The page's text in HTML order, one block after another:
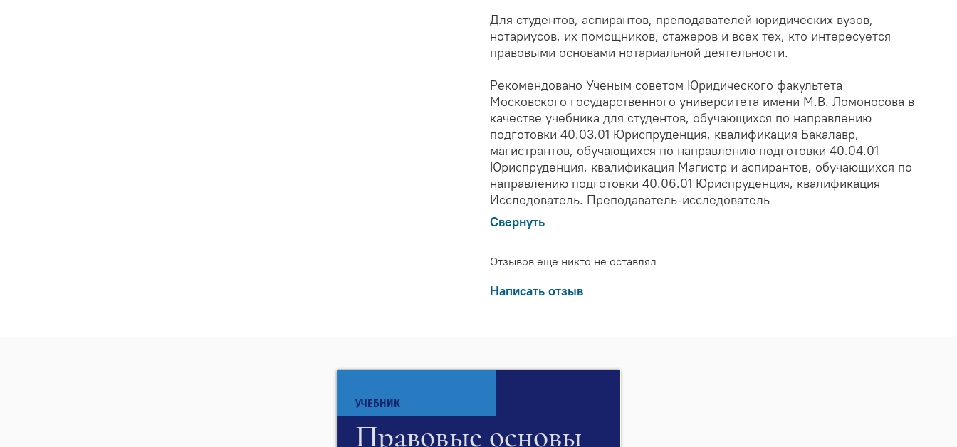
Для студентов, аспирантов, преподавателей юридических вузов,
нотариусов, их помощников, стажеров и всех тех, кто интересуется
правовыми основами нотариальной деятельности.
Рекомендовано Ученым советом Юридического факультета
Московского государственного университета имени М.В. Ломоносова в
качестве учебника для студентов, обучающихся по направлению
подготовки 40.03.01 Юриспруденция, квалификация Бакалавр,
магистрантов, обучающихся по направлению подготовки 40.04.01
Юриспруденция, квалификация Магистр и аспирантов, обучающихся по
направлению подготовки 40.06.01 Юриспруденция, квалификация
Исследователь. Преподаватель-исследователь
Свернуть
Отзывов еще никто не оставлял
Написать отзыв